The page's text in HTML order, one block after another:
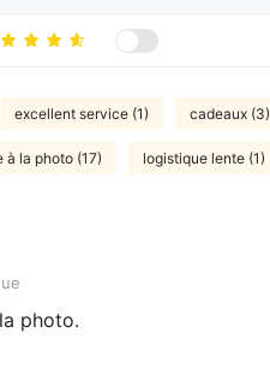
excellent service (1) cadeaux (3)
à la photo (17) logistique lente (1)
photo.